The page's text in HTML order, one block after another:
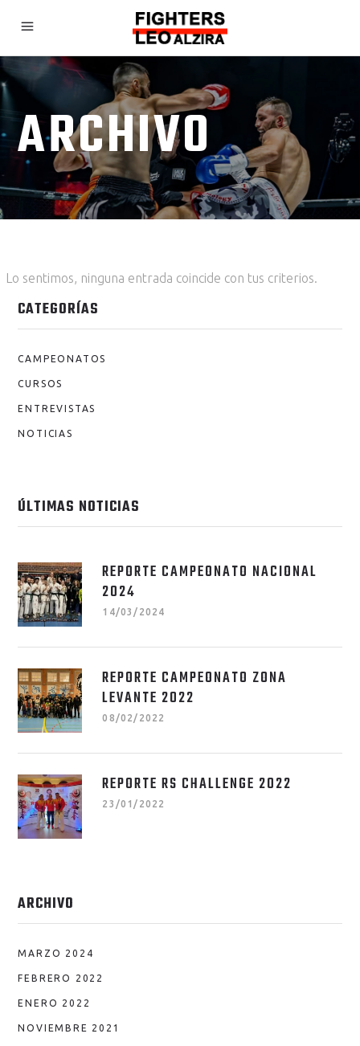
ARCHIVO
Lo sentimos, ninguna entrada coincide con tus criterios.
CATEGORÍAS
CAMPEONATOS
CURSOS
ENTREVISTAS
NOTICIAS
ÚLTIMAS NOTICIAS
REPORTE CAMPEONATO NACIONAL
2024
14/03/2024
REPORTE CAMPEONATO ZONA
LEVANTE 2022
08/02/2022
REPORTE RS CHALLENGE 2022
23/01/2022
ARCHIVO
MARZO 2024
FEBRERO 2022
ENERO 2022
NOVIEMBRE 2021